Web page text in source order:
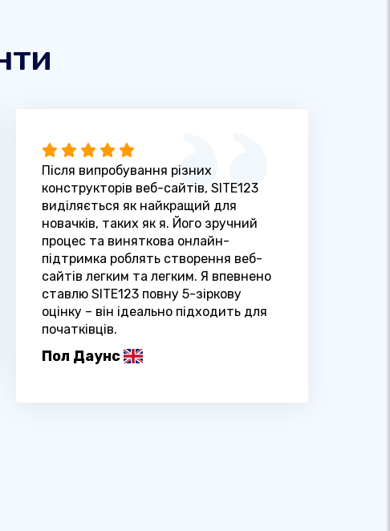
Після випробування різних
конструкторів веб-сайтів, SITE123
виділяється як найкращий для
новачків, таких як я. Його зручний
процес та виняткова онлайн-
підтримка роблять створення веб-
сайтів легким та легким. Я впевнено
ставлю SITE123 повну 5-зіркову
оцінку – він ідеально підходить для
початківців.
Пол Даунс